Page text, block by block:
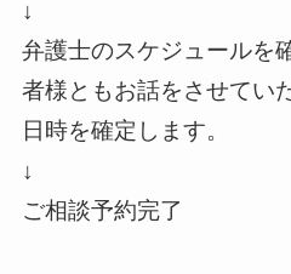
↓
弁護士のスケジュールを
者様ともお話をさせてい
日時を確定します。
↓
ご相談予約完了